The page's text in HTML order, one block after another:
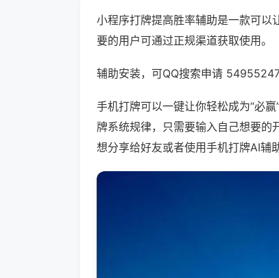
小程序打牌提高胜率辅助是一款可以
要的用户可通过正规渠道获取使用。
辅助安装，可QQ搜索申请
手机打牌可以一键让你轻松成为“必
牌系统规律，只需要输入自己想要的
想分享给好友或者使用手机打牌AI辅